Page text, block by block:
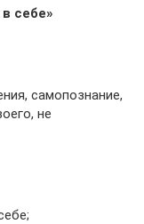
себе»
самопознание,
не